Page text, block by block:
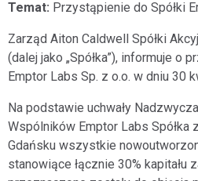
Temat: Przystąpienie do Spółki
Zarząd Aiton Caldwell Spółki
(dalej jako „Spółka”), informuje o
Emptor Labs Sp. z o.o. w dniu 30
Na podstawie uchwały
Wspólników Emptor Labs Spółka
Gdańsku wszystkie
stanowiące łącznie 30% kapitału